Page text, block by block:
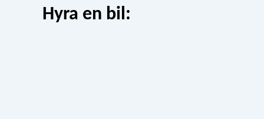
Hyra en bil: